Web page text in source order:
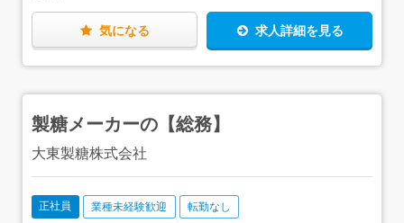
気になる 求人詳細を見る
製糖メーカーの【総務】
大東製糖株式会社
正社員 業種未経験歓迎 転勤なし